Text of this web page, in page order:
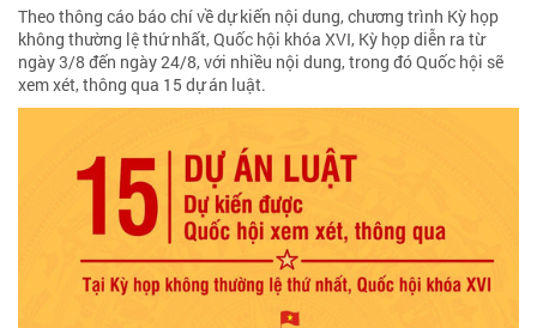
Theo thông cáo báo chí về dự kiến nội dung, chương trình Kỳ họp
không thường lệ thứ nhất, Quốc hội khóa XVI, Kỳ họp diễn ra từ
ngày 3/8 đến ngày 24/8, với nhiều nội dung, trong đó Quốc hội sẽ
xem xét, thông qua 15 dự án luật.